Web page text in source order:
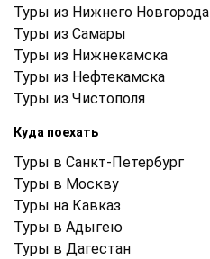
Туры из Нижнего Новгорода
Туры из Самары
Туры из Нижнекамска
Туры из Нефтекамска
Туры из Чистополя
Куда поехать
Туры в Санкт-Петербург
Туры в Москву
Туры на Кавказ
Туры в Адыгею
Туры в Дагестан